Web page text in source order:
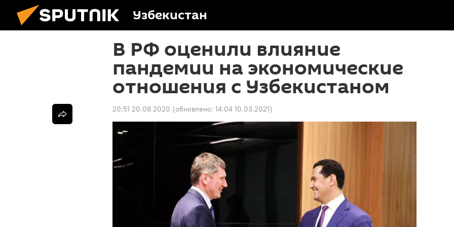
Узбекистан
В РФ оценили влияние
пандемии на экономические
отношения с Узбекистаном
20:51 20.08.2020 (обновлено: 14:04 10.03.2021)